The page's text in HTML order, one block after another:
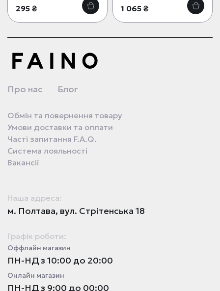
295 ₴ 1 065 ₴
Про нас Блог
Обмін та повернення товару
Умови доставки та оплати
Часті запитання F.A.Q.
Система лояльності
Вакансії
Наша адреса:
м. Полтава, вул. Стрітенська 18
Графік роботи:
Оффлайн магазин
ПН-НД з 10:00 до 20:00
Онлайн магазин
ПН-НД з 9:00 до 00:00